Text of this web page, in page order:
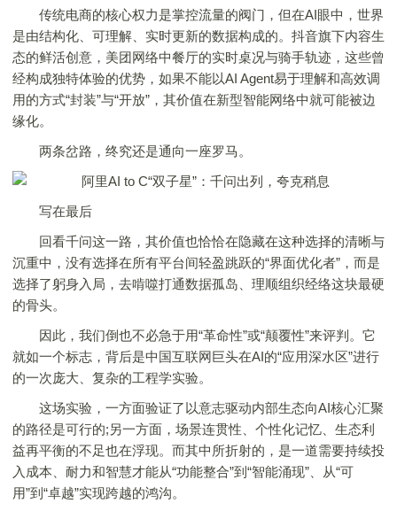
传统电商的核心权力是掌控流量的阀门，但在AI眼中，世界
是由结构化、可理解、实时更新的数据构成的。抖音旗下内容生
态的鲜活创意，美团网络中餐厅的实时桌况与骑手轨迹，这些曾
经构成独特体验的优势，如果不能以AI Agent易于理解和高效调
用的方式“封装”与“开放”，其价值在新型智能网络中就可能被边
缘化。
两条岔路，终究还是通向一座罗马。
写在最后
回看千问这一路，其价值也恰恰在隐藏在这种选择的清晰与
沉重中，没有选择在所有平台间轻盈跳跃的“界面优化者”，而是
选择了躬身入局，去啃噬打通数据孤岛、理顺组织经络这块最硬
的骨头。
因此，我们倒也不必急于用“革命性”或“颠覆性”来评判。它
就如一个标志，背后是中国互联网巨头在AI的“应用深水区”进行
的一次庞大、复杂的工程学实验。
这场实验，一方面验证了以意志驱动内部生态向AI核心汇聚
的路径是可行的;另一方面，场景连贯性、个性化记忆、生态利
益再平衡的不足也在浮现。而其中所折射的，是一道需要持续投
入成本、耐力和智慧才能从“功能整合”到“智能涌现”、从“可
用”到“卓越”实现跨越的鸿沟。